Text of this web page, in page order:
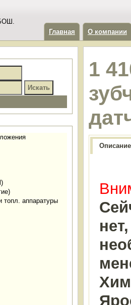
Главная О компании
топл. аппаратуры
1
Описание